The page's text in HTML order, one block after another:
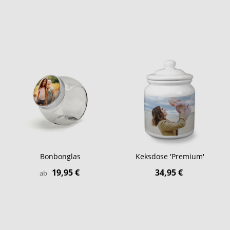
Bonbonglas
ab 19,95 €
Keksdose 'Premium'
34,95 €